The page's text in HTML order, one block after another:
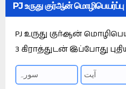
PJ உருது குர்ஆன் மொழிபெயர்ப்பு
PJ உருது குர்ஆன்
3 கிராத்துடன் இப்போது